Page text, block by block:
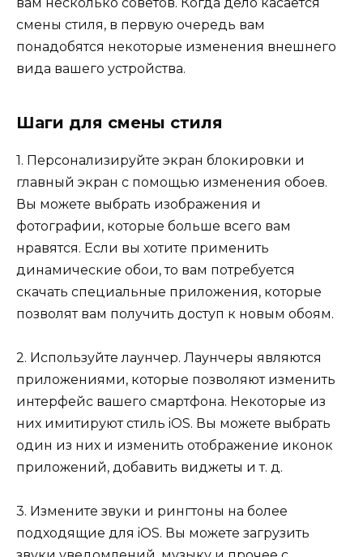
смены стиля, в первую очередь вам
понадобятся некоторые изменения внешнего
вида вашего устройства.
Шаги для смены стиля
1. Персонализируйте экран блокировки и
главный экран с помощью изменения обоев.
Вы можете выбрать изображения и
фотографии, которые больше всего вам
нравятся. Если вы хотите применить
динамические обои, то вам потребуется
скачать специальные приложения, которые
позволят вам получить доступ к новым обоям.
2. Используйте лаунчер. Лаунчеры являются
приложениями, которые позволяют изменить
интерфейс вашего смартфона. Некоторые из
них имитируют стиль iOS. Вы можете выбрать
один из них и изменить отображение иконок
приложений, добавить виджеты и т. д.
3. Измените звуки и рингтоны на более
подходящие для iOS. Вы можете загрузить